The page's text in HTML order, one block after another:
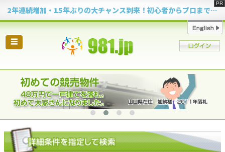
2年連続増加・15年ぶりの大チャンス到来！初心者からプロまで網羅する「競売不動産・超実践投資セミナー」♦神奈川県 横浜 in 神奈川
☰